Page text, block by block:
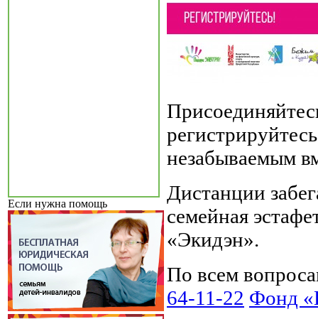
Если нужна помощь
незабываемым
Дистанции
семейная
«Экидэн».
По всем
64-11-22 Фонд